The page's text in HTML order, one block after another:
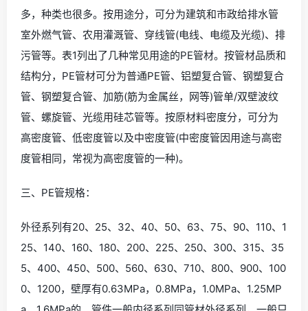
多，种类也很多。按用途分，可分为建筑和市政给排水管
室外燃气管、农用灌溉管、穿线管(电线、电缆及光缆)、排
污管等。表1列出了几种常见用途的PE管材。按管材品质和
结构分，PE管材可分为普通PE管、铝塑复合管、钢塑复合
管、钢塑复合管、加筋(筋为金属丝，网等)管单/双壁波纹
管、螺旋管、光缆用硅芯管等。按原材料密度分，可分为
高密度管、低密度管以及中密度管(中密度管因用途与高密
度管相同，常视为高密度管的一种)。
三、PE管规格：
外径系列有20、25、32、40、50、63、75、90、110、1
25、140、160、180、200、225、250、300、315、35
5、400、450、500、560、630、710、800、900、100
0、1200，壁厚有0.63MPa，0.8MPa，1.0MPa、1.25MP